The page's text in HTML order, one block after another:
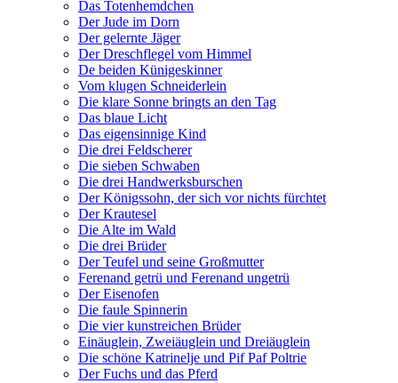
Das Totenhemdchen
Der Jude im Dorn
Der gelernte Jäger
Der Dreschflegel vom Himmel
De beiden Künigeskinner
Vom klugen Schneiderlein
Die klare Sonne bringts an den Tag
Das blaue Licht
Das eigensinnige Kind
Die drei Feldscherer
Die sieben Schwaben
Die drei Handwerksburschen
Der Königssohn, der sich vor nichts fürchtet
Der Krautesel
Die Alte im Wald
Die drei Brüder
Der Teufel und seine Großmutter
Ferenand getrü und Ferenand ungetrü
Der Eisenofen
Die faule Spinnerin
Die vier kunstreichen Brüder
Einäuglein, Zweiäuglein und Dreiäuglein
Die schöne Katrinelje und Pif Paf Poltrie
Der Fuchs und das Pferd